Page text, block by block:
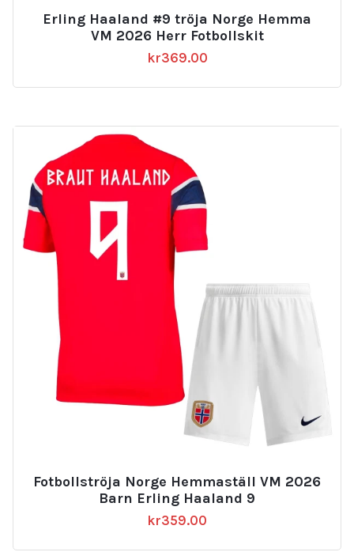
Erling Haaland #9 tröja Norge Hemma
VM 2026 Herr Fotbollskit
kr369.00
Fotbollströja Norge Hemmaställ VM 2026
Barn Erling Haaland 9
kr359.00